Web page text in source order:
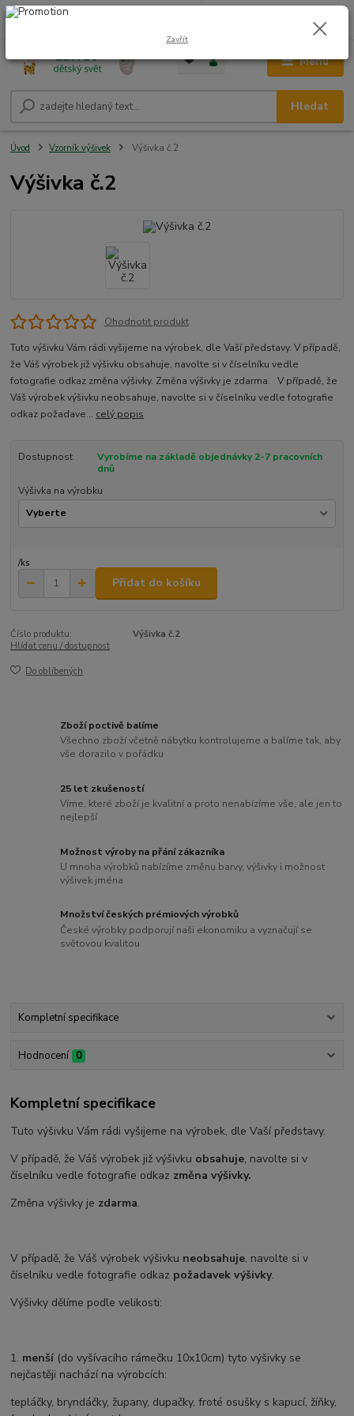
Menu
Hledat
+420 604 278 943 0,00 Kč
Úvod Vzorník výšivek Výšivka č.2
Výšivka č.2
Ohodnotit produkt
Tuto výšivku Vám rádi vyšijeme na výrobek, dle Vaší představy. V případě,
že Váš výrobek již výšivku obsahuje, navolte si v číselníku vedle
fotografie odkaz změna výšivky. Změna výšivky je zdarma. V případě, že
Váš výrobek výšivku neobsahuje, navolte si v číselníku vedle fotografie
odkaz požadave... celý popis
Dostupnost
Vyrobíme na základě objednávky 2-7 pracovních
dnů
Výšivka na výrobku
/ks
Přidat do košíku
Číslo produktu:
Výšivka č.2
Hlídat cenu / dostupnost
Do oblíbených
Zboží poctivě balíme
Všechno zboží včetně nábytku kontrolujeme a balíme tak, aby
vše dorazilo v pořádku
25 let zkušeností
Víme, které zboží je kvalitní a proto nenabízíme vše, ale jen to
nejlepší
Možnost výroby na přání zákazníka
U mnoha výrobků nabízíme změnu barvy, výšivky i možnost
výšivek jména
Množství českých prémiových výrobků
České výrobky podporují naši ekonomiku a vyznačují se
světovou kvalitou
Kompletní specifikace
Hodnocení 0
Kompletní specifikace
Tuto výšivku Vám rádi vyšijeme na výrobek, dle Vaší představy.
V případě, že Váš výrobek již výšivku obsahuje, navolte si v
číselníku vedle fotografie odkaz změna výšivky.
Změna výšivky je zdarma.
V případě, že Váš výrobek výšivku neobsahuje, navolte si v
číselníku vedle fotografie odkaz požadavek výšivky.
Výšivky dělíme podle velikosti:
1. menší (do vyšívacího rámečku 10x10cm) tyto výšivky se
nejčastěji nachází na výrobcích:
tepláčky, bryndáčky, župany, dupačky, froté osušky s kapucí, žíňky,
Zavřít